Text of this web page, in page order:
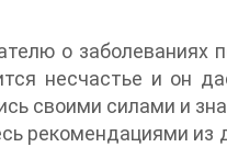
о заболеваниях
несчастье и он
своими силами и
рекомендациями из